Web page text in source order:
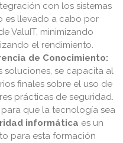
con los sistemas
es llevado a cabo por
ValuIT, minimizando
el rendimiento.
de Conocimiento:
soluciones, se capacita al
finales sobre el uso de
prácticas de seguridad.
que la tecnología sea
informática es un
para esta formación